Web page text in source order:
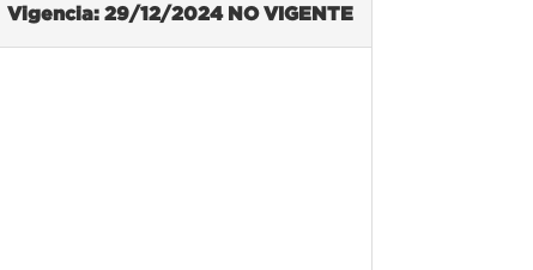
Vigencia: 29/12/2024 NO VIGENTE